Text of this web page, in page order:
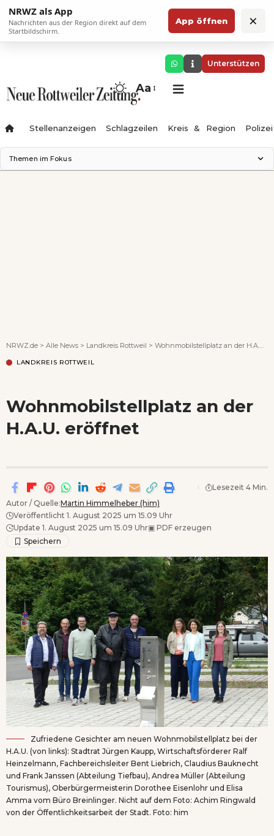
NRWZ als App
Nachrichten aus der Region direkt auf dem
Startbildschirm.
App öffnen ×
Unterstützen
Aa
Stellenanzeigen Schlagzeilen Kreis & Region Polizei
Themen im Fokus
NRWZ.de > Alle News > Landkreis Rottweil > Wohnmobilstellplatz an der H.A.U. eröffnet
LANDKREIS ROTTWEIL
Wohnmobilstellplatz an der
H.A.U. eröffnet
Autor / Quelle:Martin Himmelheber (him)
Veröffentlicht 1. August 2025 um 15.09 Uhr
Update 1. August 2025 um 15.09 Uhr▣ PDF erzeugen
Lesezeit 4 Min.
Zufriedene Gesichter am neuen Wohnmobilstellplatz bei der
H.A.U. (von links): Stadtrat Jürgen Kaupp, Wirtschaftsförderer Ralf
Heinzelmann, Fachbereichsleiter Bent Liebrich, Claudius Bauknecht
und Frank Janssen (Abteilung Tiefbau), Andrea Müller (Abteilung
Tourismus), Oberbürgermeisterin Dorothee Eisenlohr und Elisa
Amma vom Büro Breinlinger. Nicht auf dem Foto: Achim Ringwald
von der Öffentlichkeitsarbeit der Stadt. Foto: him